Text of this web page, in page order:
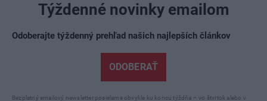
Týždenné novinky emailom
Odoberajte týždenný prehľad našich najlepších článkov
ODOBERAŤ
Bezplatný emailový newsletter posielame obvykle ku koncu týždňa – vo štvrtok alebo v